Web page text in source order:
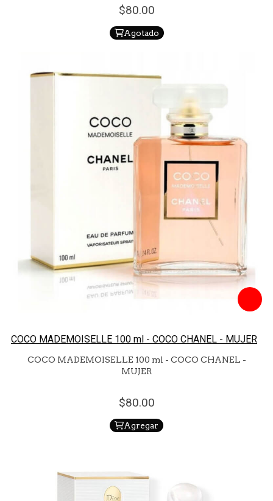
80.00
Agotado
COCO MADEMOISELLE 100 ml - COCO CHANEL - MUJER
COCO MADEMOISELLE 100 ml - COCO CHANEL -
MUJER
80.00
Agregar